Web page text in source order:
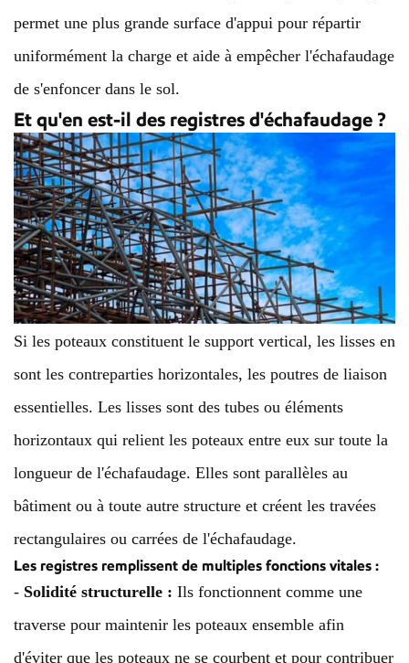
permet une plus grande surface d'appui pour répartir
uniformément la charge et aide à empêcher l'échafaudage
de s'enfoncer dans le sol.
Et qu'en est-il des registres d'échafaudage ?
Si les poteaux constituent le support vertical, les lisses en
sont les contreparties horizontales, les poutres de liaison
essentielles. Les lisses sont des tubes ou éléments
horizontaux qui relient les poteaux entre eux sur toute la
longueur de l'échafaudage. Elles sont parallèles au
bâtiment ou à toute autre structure et créent les travées
rectangulaires ou carrées de l'échafaudage.
Les registres remplissent de multiples fonctions vitales :
- Solidité structurelle : Ils fonctionnent comme une
traverse pour maintenir les poteaux ensemble afin
d'éviter que les poteaux ne se courbent et pour contribuer